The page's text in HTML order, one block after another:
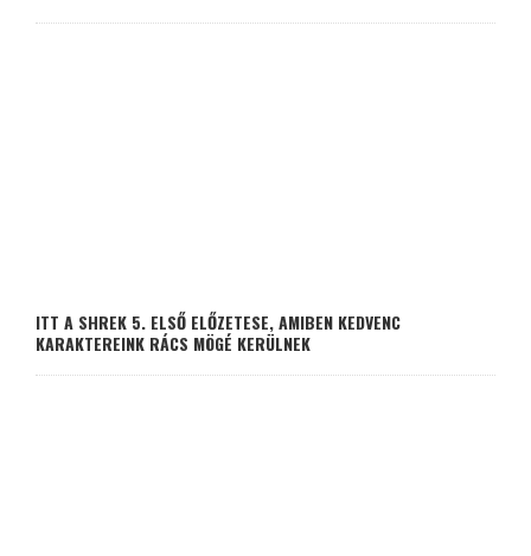
ITT A SHREK 5. ELSŐ ELŐZETESE, AMIBEN KEDVENC
KARAKTEREINK RÁCS MÖGÉ KERÜLNEK